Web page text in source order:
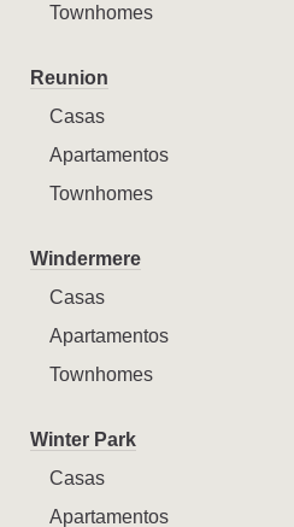
Townhomes
Reunion
Casas
Apartamentos
Townhomes
Windermere
Casas
Apartamentos
Townhomes
Winter Park
Casas
Apartamentos